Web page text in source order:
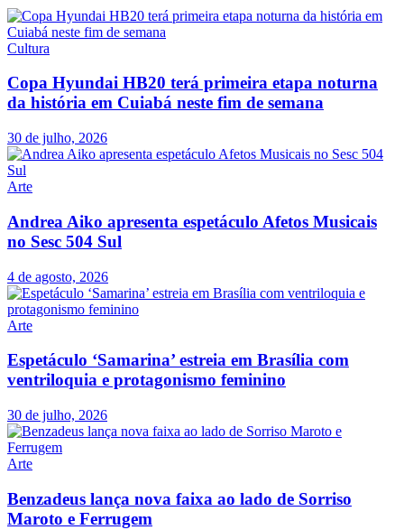
Cultura
Copa Hyundai HB20 terá primeira etapa noturna
da história em Cuiabá neste fim de semana
30 de julho, 2026
Arte
Andrea Aiko apresenta espetáculo Afetos Musicais
no Sesc 504 Sul
4 de agosto, 2026
Arte
Espetáculo ‘Samarina’ estreia em Brasília com
ventriloquia e protagonismo feminino
30 de julho, 2026
Arte
Benzadeus lança nova faixa ao lado de Sorriso
Maroto e Ferrugem